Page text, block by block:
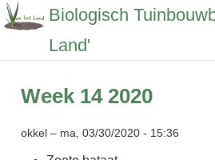
Overslaan
en
gaan
Biologisch
Land'
Week 14 2020
okkel – ma, 03/30/2020 - 15:36